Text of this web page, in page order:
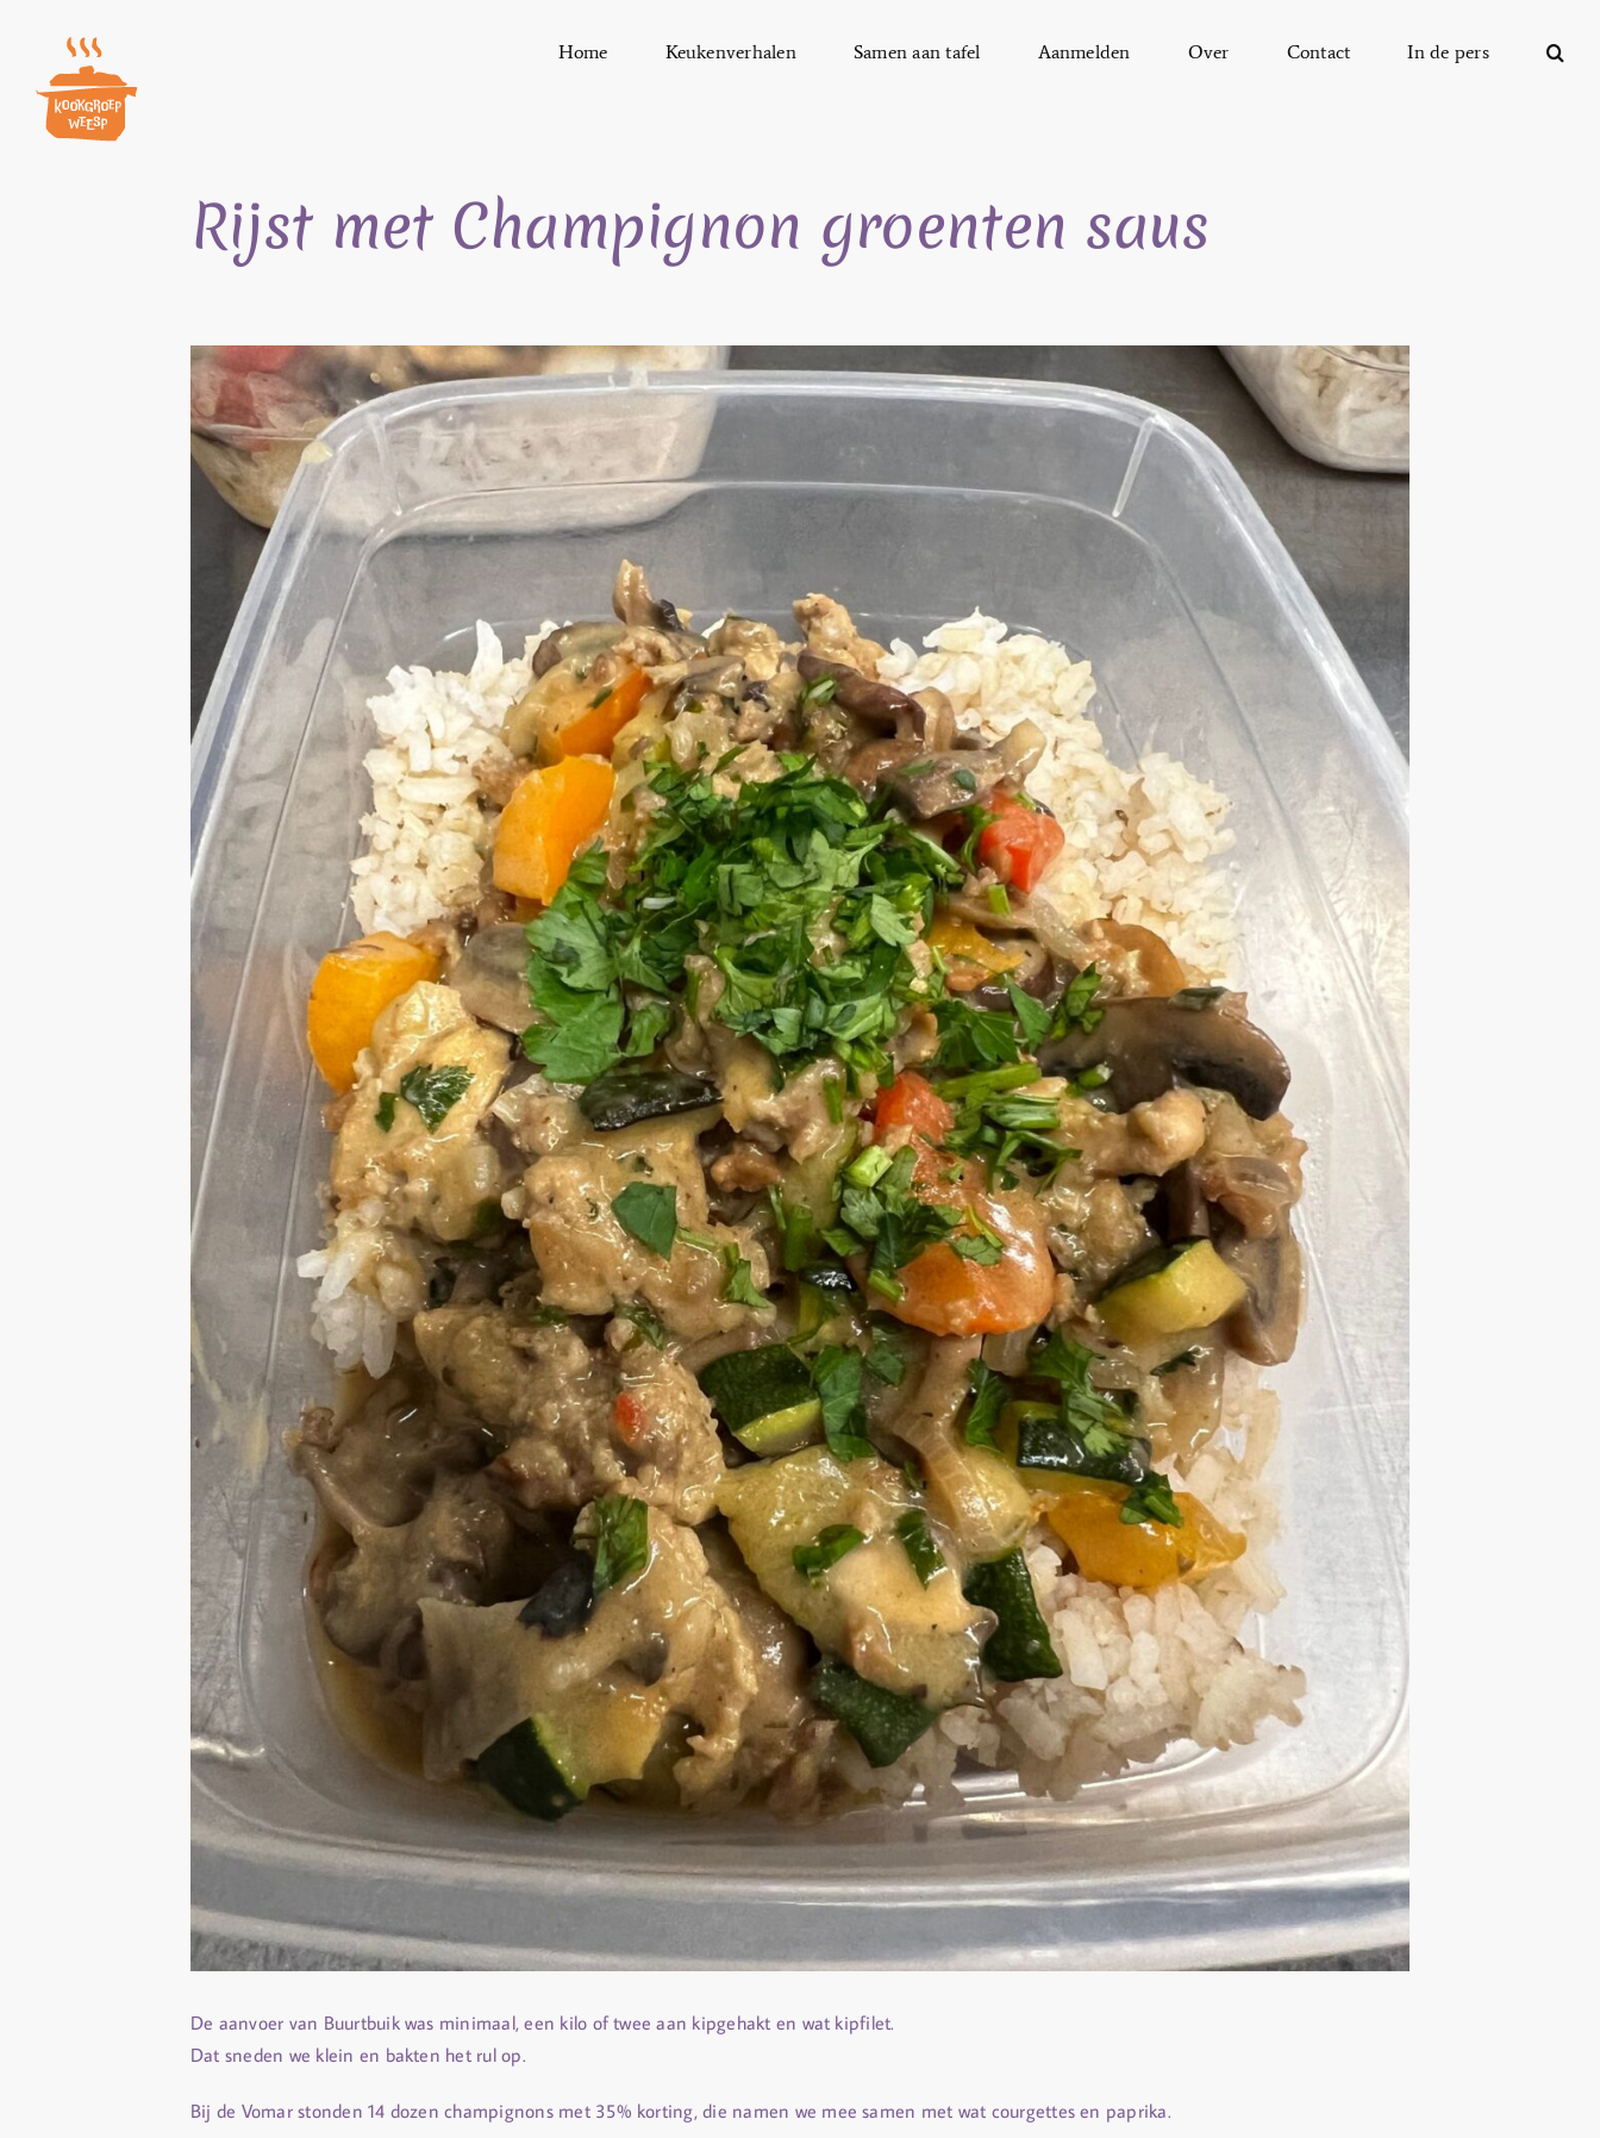
content
Home Keukenverhalen Samen aan tafel Aanmelden Over Contact In de pers
Rijst met Champignon groenten saus
De aanvoer van Buurtbuik was minimaal, een kilo of twee aan kipgehakt en wat kipfilet.
Dat sneden we klein en bakten het rul op.
Bij de Vomar stonden 14 dozen champignons met 35% korting, die namen we mee samen met wat courgettes en paprika.